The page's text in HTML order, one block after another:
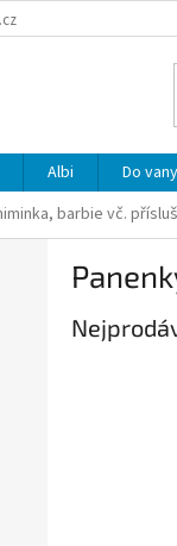
Albi Do vany
barbie vč.